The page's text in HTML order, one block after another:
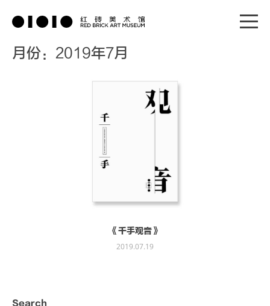
月份：2019年7月
《千手观音》
2019.07.19
Search